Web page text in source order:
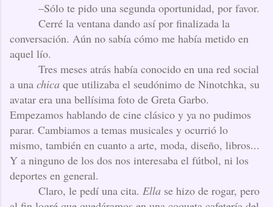
–Sólo te pido una segunda oportunidad, por favor.
Cerré la ventana dando así por finalizada la
conversación. Aún no sabía cómo me había metido en
aquel lío.
Tres meses atrás había conocido en una red social
a una chica que utilizaba el seudónimo de Ninotchka, su
avatar era una bellísima foto de Greta Garbo.
Empezamos hablando de cine clásico y ya no pudimos
parar. Cambiamos a temas musicales y ocurrió lo
mismo, también en cuanto a arte, moda, diseño, libros...
Y a ninguno de los dos nos interesaba el fútbol, ni los
deportes en general.
Claro, le pedí una cita.Ella se hizo de rogar, pero